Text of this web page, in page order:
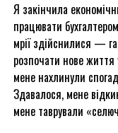
Я закінчила
працювати
мрії здійснилися —
розпочати нове життя
мене нахлинули
Здавалося, мене
мене таврували